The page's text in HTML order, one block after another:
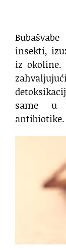
insekti,
iz okoline.
same u
antibiotike.